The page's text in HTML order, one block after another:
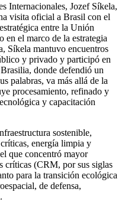
Internacionales, Jozef Síkela,
visita oficial a Brasil con el
entre la Unión
en el marco de la estrategia
Síkela mantuvo encuentros
y privado y participó en
donde defendió un
palabras, va más allá de la
procesamiento, refinado y
y capacitación
sostenible,
energía limpia y
que concentró mayor
críticas (CRM, por sus siglas
para la transición ecológica
de defensa,